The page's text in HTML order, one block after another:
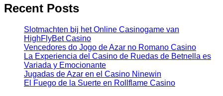
Recent Posts
Slotmachten bij het Online Casinogame van
HighFlyBet Casino
Vencedores do Jogo de Azar no Romano Casino
La Experiencia del Casino de Ruedas de Betnella es
Variada y Emocionante
Jugadas de Azar en el Casino Ninewin
El Fuego de la Suerte en Rollflame Casino